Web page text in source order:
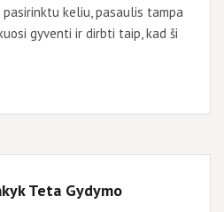
pasirinktu keliu, pasaulis tampa
gyventi ir dirbti taip, kad ši
Teta Gydymo